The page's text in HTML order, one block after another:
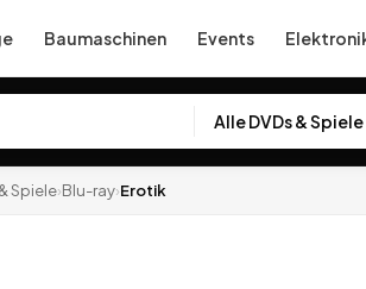
Baumaschinen Events
Spiele›Blu-ray›Erotik